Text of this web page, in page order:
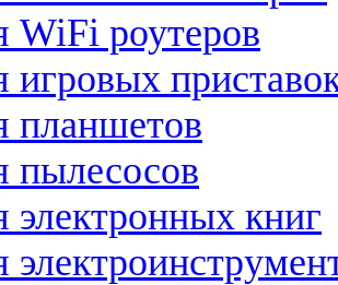
WiFi роутеров
игровых
планшетов
пылесосов
электронных книг